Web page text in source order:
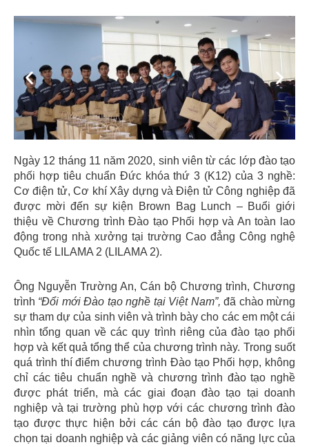
Previous Next
Ngày 12 tháng 11 năm 2020, sinh viên từ các lớp đào tạo
phối hợp tiêu chuẩn Đức khóa thứ 3 (K12) của 3 nghề:
Cơ điện tử, Cơ khí Xây dựng và Điện tử Công nghiệp đã
được mời đến sự kiện Brown Bag Lunch – Buổi giới
thiệu về Chương trình Đào tạo Phối hợp và An toàn lao
động trong nhà xưởng tại trường Cao đẳng Công nghệ
Quốc tế LILAMA 2 (LILAMA 2).
Ông Nguyễn Trường An, Cán bộ Chương trình, Chương
trình “Đổi mới Đào tạo nghề tại Việt Nam”,đã chào mừng
sự tham dự của sinh viên và trình bày cho các em một cái
nhìn tổng quan về các quy trình riêng của đào tạo phối
hợp và kết quả tổng thể của chương trình này. Trong suốt
quá trình thí điểm chương trình Đào tạo Phối hợp, không
chỉ các tiêu chuẩn nghề và chương trình đào tạo nghề
được phát triển, mà các giai đoạn đào tạo tại doanh
nghiệp và tại trường phù hợp với các chương trình đào
tạo được thực hiện bởi các cán bộ đào tạo được lựa
chọn tại doanh nghiệp và các giảng viên có năng lực của